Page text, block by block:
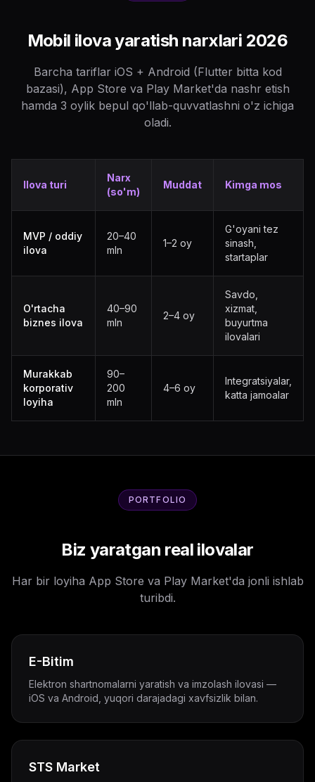
Mobil ilova yaratish narxlari 2026
Barcha tariflar iOS + Android (Flutter bitta kod
bazasi), App Store va Play Market'da nashr etish
hamda 3 oylik bepul qo'llab-quvvatlashni o'z ichiga
oladi.
Ilova turi
Narx
(so'm)
Muddat Kimga mos
MVP / oddiy
ilova
20–40
mln
1–2 oy
G'oyani tez
sinash,
startaplar
O'rtacha
biznes ilova
40–90
mln
2–4 oy
Savdo,
xizmat,
buyurtma
ilovalari
Murakkab
korporativ
loyiha
90–
200
mln
4–6 oy
Integratsiyalar,
katta jamoalar
PORTFOLIO
Biz yaratgan real ilovalar
Har bir loyiha App Store va Play Market'da jonli ishlab
turibdi.
E-Bitim
Elektron shartnomalarni yaratish va imzolash ilovasi —
iOS va Android, yuqori darajadagi xavfsizlik bilan.
STS Market